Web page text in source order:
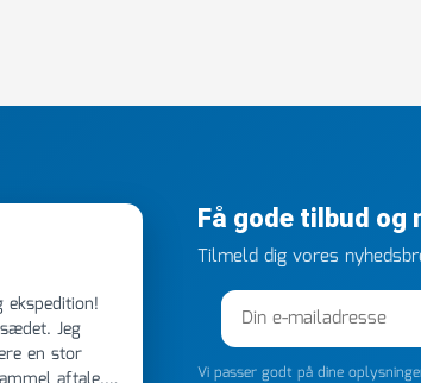
Jeg
en stor
Få gode tilbud og
Tilmeld dig vores
Vi passer godt på dine